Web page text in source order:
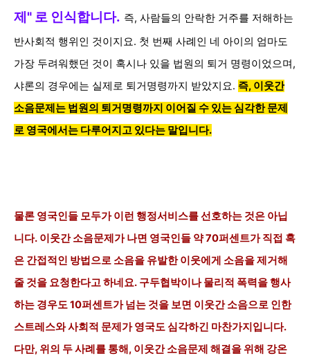
제" 로 인식합니다. 즉, 사람들의 안락한 거주를 저해하는
반사회적 행위인 것이지요. 첫 번째 사례인 네 아이의 엄마도
가장 두려워했던 것이 혹시나 있을 법원의 퇴거 명령이었으며,
샤론의 경우에는 실제로 퇴거명령까지 받았지요. 즉, 이웃간
소음문제는 법원의 퇴거명령까지 이어질 수 있는 심각한 문제
로 영국에서는 다루어지고 있다는 말입니다.
물론 영국인들 모두가 이런 행정서비스를 선호하는 것은 아닙
니다. 이웃간 소음문제가 나면 영국인들 약 70퍼센트가 직접 혹
은 간접적인 방법으로 소음을 유발한 이웃에게 소음을 제거해
줄 것을 요청한다고 하네요. 구두협박이나 물리적 폭력을 행사
하는 경우도 10퍼센트가 넘는 것을 보면 이웃간 소음으로 인한
스트레스와 사회적 문제가 영국도 심각하긴 마찬가지입니다.
다만, 위의 두 사례를 통해, 이웃간 소음문제 해결을 위해 강온